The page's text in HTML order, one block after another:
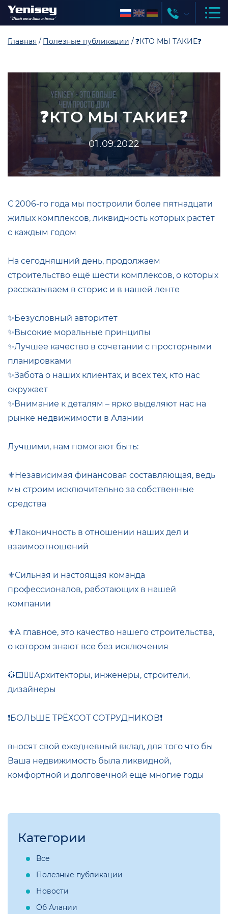
Главная Полезные публикации ❓КТО МЫ ТАКИЕ❓
❓КТО МЫ ТАКИЕ❓
01.09.2022
С 2006-го года мы построили более пятнадцати
жилых комплексов, ликвидность которых растёт
с каждым годом
На сегодняшний день, продолжаем
строительство ещё шести комплексов, о которых
рассказываем в сторис и в нашей ленте
✨Безусловный авторитет
✨Высокие моральные принципы
✨Лучшее качество в сочетании с просторными
планировками
✨Забота о наших клиентах, и всех тех, кто нас
окружает
✨Внимание к деталям – ярко выделяют нас на
рынке недвижимости в Алании
Лучшими, нам помогают быть:
⚜️Независимая финансовая составляющая, ведь
мы строим исключительно за собственные
средства
⚜️Лаконичность в отношении наших дел и
взаимоотношений
⚜️Сильная и настоящая команда
профессионалов, работающих в нашей
компании
⚜️А главное, это качество нашего строительства,
о котором знают все без исключения
👷🏻👷‍♂️Архитекторы, инженеры, строители,
дизайнеры
❗️БОЛЬШЕ ТРЁХСОТ СОТРУДНИКОВ❗️
вносят свой ежедневный вклад, для того что бы
Ваша недвижимость была ликвидной,
комфортной и долговечной ещё многие годы
Категории
Все
Полезные публикации
Новости
Об Алании